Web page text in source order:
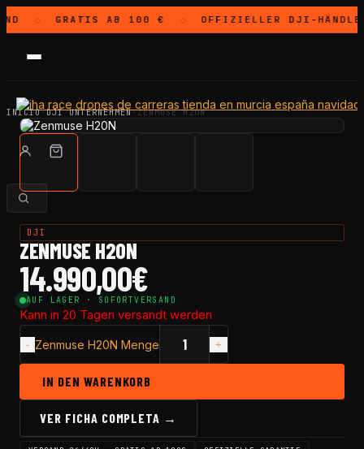
◇ GRATISAB 100 € ◇ OFFIZIELLER DJI-
INICIO·DJI UNTERNEHMEN·ZENMUSE H20N
DJI
ZENMUSE H20N
14.990,00€
AUF LAGER · SOFORTVERSAND
Kann in 20 Tagen versandt werden
Zenmuse H20N Menge
IN DEN WARENKORB
VER FICHA COMPLETA →